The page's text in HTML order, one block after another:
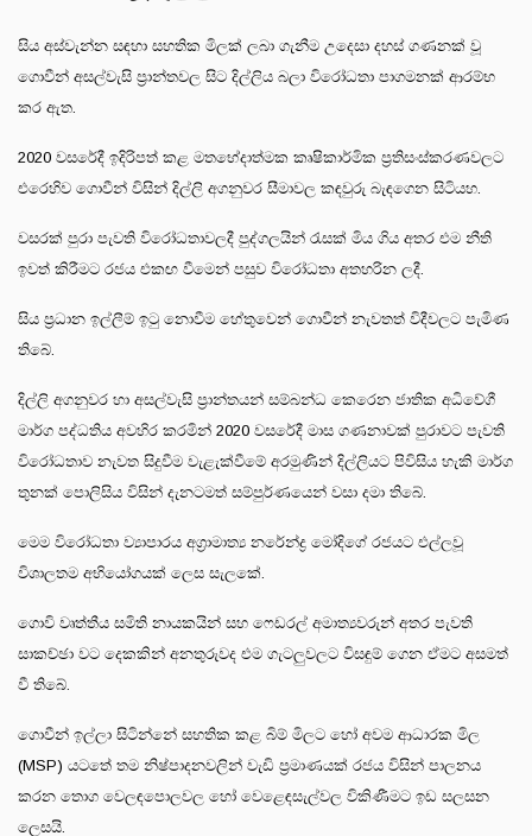
සිය අස්වැන්න සඳහා සහතික මිලක් ලබා ගැනීම උදෙසා දහස් ගණනක් වූ
ගොවීන් අසල්වැසි ප්‍රාන්තවල සිට දිල්ලිය බලා විරෝධතා පාගමනක් ආරම්භ
කර ඇත.
2020 වසරේදී ඉදිරිපත් කළ මතභේදාත්මක කෘෂිකාර්මික ප්‍රතිසංස්කරණවලට
එරෙහිව ගොවීන් විසින් දිල්ලි අගනුවර සීමාවල කඳවුරු බැඳගෙන සිටියහ.
වසරක් පුරා පැවති විරෝධතාවලදී පුද්ගලයින් රැසක් මිය ගිය අතර එම නීති
ඉවත් කිරීමට රජය එකඟ වීමෙන් පසුව විරෝධතා අතහරින ලදී.
සිය ප්‍රධාන ඉල්ලීම් ඉටු නොවීම හේතුවෙන් ගොවීන් නැවතත් විදීවලට පැමිණ
තිබේ.
දිල්ලි අගනුවර හා අසල්වැසි ප්‍රාන්තයන් සම්බන්ධ කෙරෙන ජාතික අධිවේගී
මාර්ග පද්ධතිය අවහිර කරමින් 2020 වසරේදී මාස ගණනාවක් පුරාවට පැවති
විරෝධතාව නැවත සිදුවීම වැළැක්වීමේ අරමුණින් දිල්ලියට පිවිසිය හැකි මාර්ග
තුනක් පොලිසිය විසින් දැනටමත් සම්පුර්ණයෙන් වසා දමා තිබේ.
මෙම විරෝධතා ව්‍යාපාරය අග්‍රාමාත්‍ය නරේන්ද්‍ර මෝදිගේ රජයට එල්ලවූ
විශාලතම අභියෝගයක් ලෙස සැලකේ.
ගොවි වෘත්තීය සමිති නායකයින් සහ ෆෙඩරල් අමාත්‍යවරුන් අතර පැවති
සාකච්ඡා වට දෙකකින් අනතුරුවද එම ගැටලුවලට විසඳුම් ගෙන ඒමට අසමත්
වී තිබේ.
ගොවීන් ඉල්ලා සිටින්නේ සහතික කළ බිම් මිලට හෝ අවම ආධාරක මිල
(MSP) යටතේ තම නිෂ්පාදනවලින් වැඩි ප්‍රමාණයක් රජය විසින් පාලනය
කරන තොග වෙලඳපොලවල හෝ වෙළෙඳසැල්වල විකිණීමට ඉඩ සලසන
ලෙසයි.